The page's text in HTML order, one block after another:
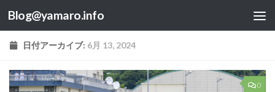
コンテンツへスキップ
Blog@yamaro.info
日付アーカイブ: 6月 13, 2024
0